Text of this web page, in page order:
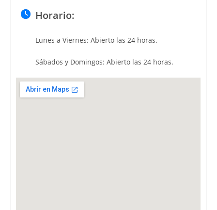
Horario:
Lunes a Viernes: Abierto las 24 horas.
Sábados y Domingos: Abierto las 24 horas.